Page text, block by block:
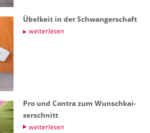
Übel­keit in der Schwan­ger­schaft
wei­ter­le­sen
Pro und Con­tra zum Wunsch­kai­
ser­schnitt
wei­ter­le­sen